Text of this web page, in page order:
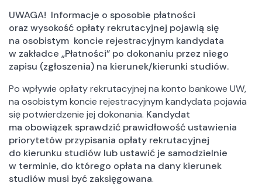
UWAGA! Informacje o sposobie płatności
oraz wysokość opłaty rekrutacyjnej pojawią się
na osobistym koncie rejestracyjnym kandydata
w zakładce „Płatności” po dokonaniu przez niego
zapisu (zgłoszenia) na kierunek/kierunki studiów.
Po wpływie opłaty rekrutacyjnej na konto bankowe UW,
na osobistym koncie rejestracyjnym kandydata pojawia
się potwierdzenie jej dokonania. Kandydat
ma obowiązek sprawdzić prawidłowość ustawienia
priorytetów przypisania opłaty rekrutacyjnej
do kierunku studiów lub ustawić je samodzielnie
w terminie, do którego opłata na dany kierunek
studiów musi być zaksięgowana.